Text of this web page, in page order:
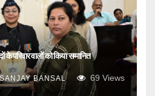
के परिवार वालों को किया सम्मानित
BANSAL 69 Views